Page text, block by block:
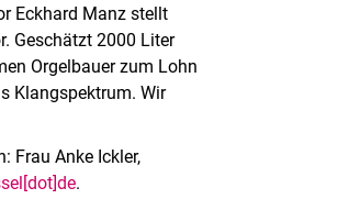
Eckhard Manz stellt
Geschätzt 2000 Liter
Orgelbauer zum Lohn
Klangspektrum. Wir
Frau Anke Ickler,
.